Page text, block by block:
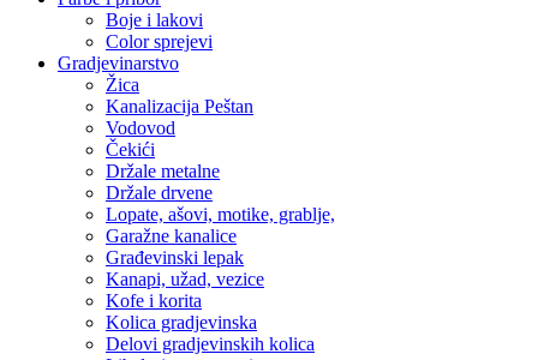
Boje i lakovi
Color sprejevi
Gradjevinarstvo
Žica
Kanalizacija Peštan
Vodovod
Čekići
Držale metalne
Držale drvene
Lopate, ašovi, motike, grablje,
Garažne kanalice
Građevinski lepak
Kanapi, užad, vezice
Kofe i korita
Kolica gradjevinska
Delovi gradjevinskih kolica